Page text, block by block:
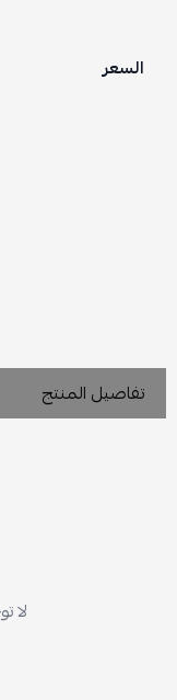
السعر
تفاصيل المنتج
لا